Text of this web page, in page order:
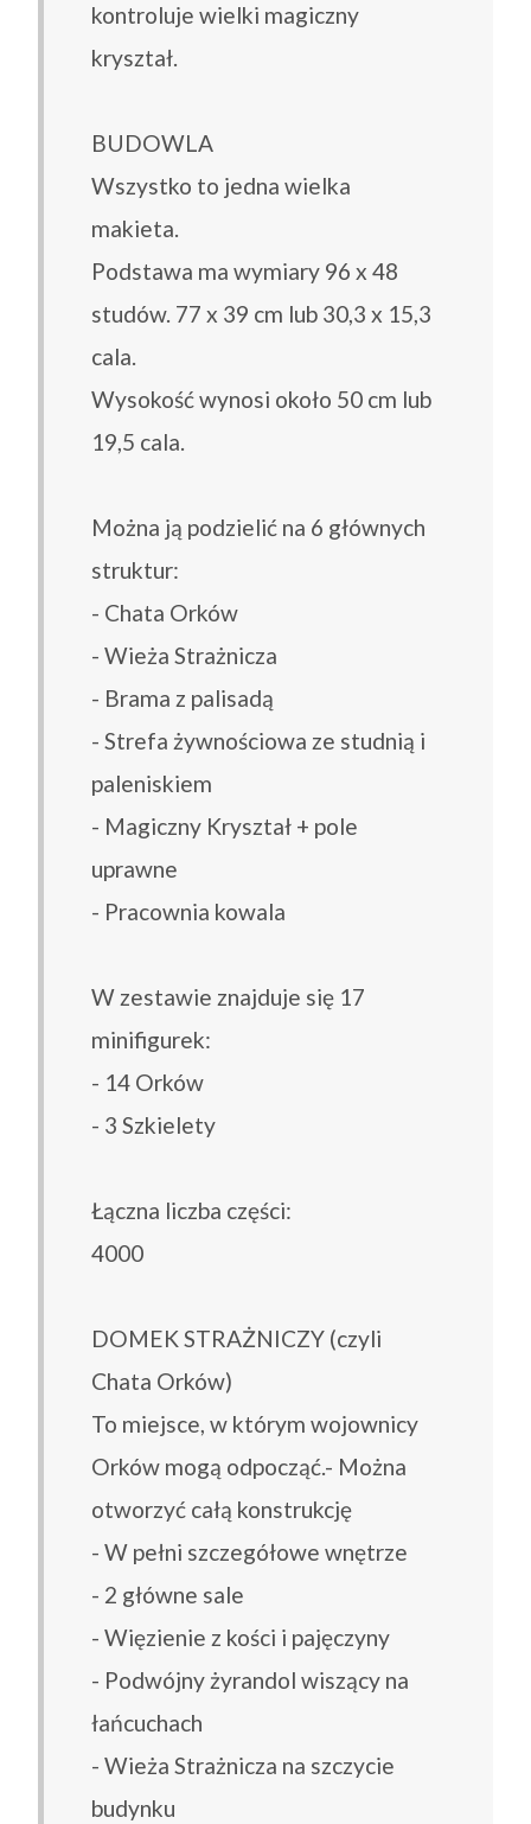
kontroluje wielki magiczny
kryształ.
BUDOWLA
Wszystko to jedna wielka
makieta.
Podstawa ma wymiary 96 x 48
studów. 77 x 39 cm lub 30,3 x 15,3
cala.
Wysokość wynosi około 50 cm lub
19,5 cala.
Można ją podzielić na 6 głównych
struktur:
- Chata Orków
- Wieża Strażnicza
- Brama z palisadą
- Strefa żywnościowa ze studnią i
paleniskiem
- Magiczny Kryształ + pole
uprawne
- Pracownia kowala
W zestawie znajduje się 17
minifigurek:
- 14 Orków
- 3 Szkielety
Łączna liczba części:
4000
DOMEK STRAŻNICZY (czyli
Chata Orków)
To miejsce, w którym wojownicy
Orków mogą odpocząć.- Można
otworzyć całą konstrukcję
- W pełni szczegółowe wnętrze
- 2 główne sale
- Więzienie z kości i pajęczyny
- Podwójny żyrandol wiszący na
łańcuchach
- Wieża Strażnicza na szczycie
budynku